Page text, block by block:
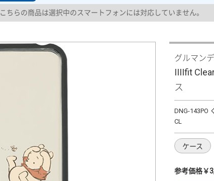
こちらの商品は選択中のスマートフォンには対応していません。
グルマン
IIIIfit
ス
DNG-143PO
CL
ケース
参考価格￥